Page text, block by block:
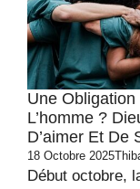
Une
L’homme ?
D’aimer Et De
18 Octobre 2025
Début octobre,